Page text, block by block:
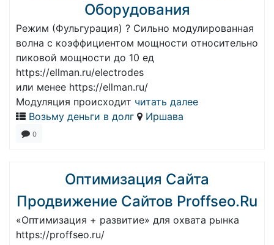
Оборудования
Режим (Фульгурация) ? Сильно модулированная
волна с коэффициентом мощности относительно
пиковой мощности до 10 ед
https://ellman.ru/electrodes
или менее https://ellman.ru/
Модуляция происходит читать далее
Возьму деньги в долг
Иршава
0
Оптимизация Сайта
Продвижение Сайтов Proffseo.Ru
«Оптимизация + развитие» для охвата рынка
https://proffseo.ru/